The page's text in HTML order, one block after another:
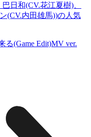
日和(CV.花江夏樹)、
(CV.内田雄馬))の人気
(Game Edit)MV ver.